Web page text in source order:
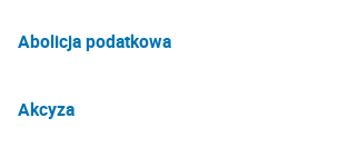
Abolicja podatkowa
Akcyza